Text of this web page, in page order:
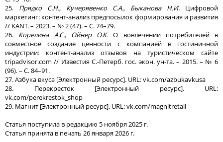
25. Прядко С.Н., Кучерявенко С.А., Быканова Н.И. Цифровой
маркетинг: контент-анализ предпосылок формирования и развития
// KANT. – 2023. – № 2 (47). – С. 74–79.
26. Корелина А.С., Ойнер О.К. О вовлечении потребителей в
совместное создание ценности c компанией в гостиничной
индустрии: контент-анализ отзывов на туристическом сайте
tripadvisor.com // Известия С.-Петерб. гос. экон. ун-та. – 2015. – № 6
(96). – С. 84–91.
27. Азбука вкуса [Электронный ресурс]. URL: vk.com/azbukavkusa
28. Перекресток [Электронный ресурс]. URL:
vk.com/perekrestok_shop
29. Магнит [Электронный ресурс]. URL: vk.com/magnitretail
Статья поступила в редакцию 5 ноября 2025 г.
Статья принята в печать 26 января 2026 г.